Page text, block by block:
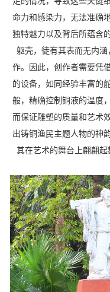
命力和感染力，无法准确
独特魅力以及背后所蕴含
躯壳，徒有其表而无内
作。因此，创作者需要凭
的设备，如同经验丰富的
般，精确控制铜液的温度
而保证雕塑的质量和艺术
出铸铜渔民主题人物的神
其在艺术的舞台上翩翩